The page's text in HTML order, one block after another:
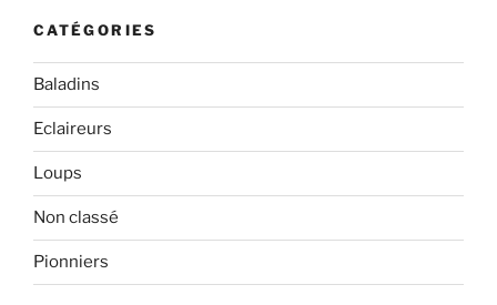
CATÉGORIES
Baladins
Eclaireurs
Loups
Non classé
Pionniers